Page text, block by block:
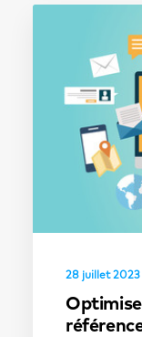
28 juillet 2023